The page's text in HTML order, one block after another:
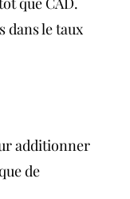
dans le taux
additionner
de